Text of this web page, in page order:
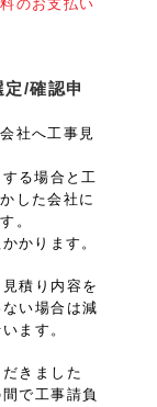
のお支払い
/確認申
社へ工事見
る場合と工
した会社に
。
かります。
積り内容を
い場合は減
ます。
きました
で工事請負